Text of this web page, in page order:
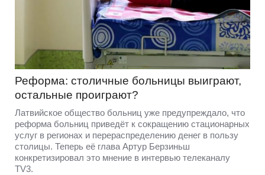
Реформа: столичные больницы выиграют,
остальные проиграют?
Латвийское общество больниц уже предупреждало, что
реформа больниц приведёт к сокращению стационарных
услуг в регионах и перераспределению денег в пользу
столицы. Теперь её глава Артур Берзиньш
конкретизировал это мнение в интервью телеканалу
TV3.